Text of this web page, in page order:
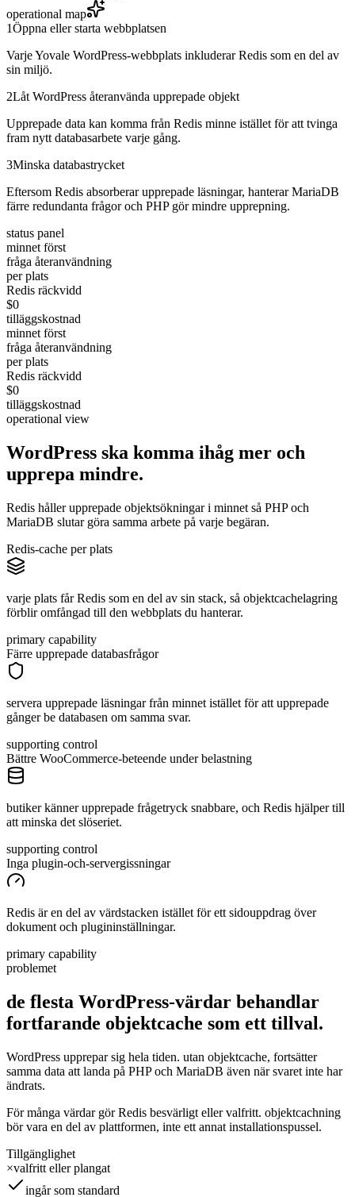
operational map
1Öppna eller starta webbplatsen
Varje Yovale WordPress-webbplats inkluderar Redis som en del av
sin miljö.
2Låt WordPress återanvända upprepade objekt
Upprepade data kan komma från Redis minne istället för att tvinga
fram nytt databasarbete varje gång.
3Minska databastrycket
Eftersom Redis absorberar upprepade läsningar, hanterar MariaDB
färre redundanta frågor och PHP gör mindre upprepning.
status panel
minnet först
fråga återanvändning
per plats
Redis räckvidd
$0
tilläggskostnad
minnet först
fråga återanvändning
per plats
Redis räckvidd
$0
tilläggskostnad
operational view
WordPress ska komma ihåg mer och
upprepa mindre.
Redis håller upprepade objektsökningar i minnet så PHP och
MariaDB slutar göra samma arbete på varje begäran.
Redis-cache per plats
varje plats får Redis som en del av sin stack, så objektcachelagring
förblir omfångad till den webbplats du hanterar.
primary capability
Färre upprepade databasfrågor
servera upprepade läsningar från minnet istället för att upprepade
gånger be databasen om samma svar.
supporting control
Bättre WooCommerce-beteende under belastning
butiker känner upprepade frågetryck snabbare, och Redis hjälper till
att minska det slöseriet.
supporting control
Inga plugin-och-servergissningar
Redis är en del av värdstacken istället för ett sidouppdrag över
dokument och plugininställningar.
primary capability
problemet
de flesta WordPress-värdar behandlar
fortfarande objektcache som ett tillval.
WordPress upprepar sig hela tiden. utan objektcache, fortsätter
samma data att landa på PHP och MariaDB även när svaret inte har
ändrats.
För många värdar gör Redis besvärligt eller valfritt. objektcachning
bör vara en del av plattformen, inte ett annat installationspussel.
Tillgänglighet
×valfritt eller plangat
ingår som standard